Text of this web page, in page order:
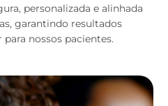
personalizada e alinhada
garantindo resultados
nossos pacientes.